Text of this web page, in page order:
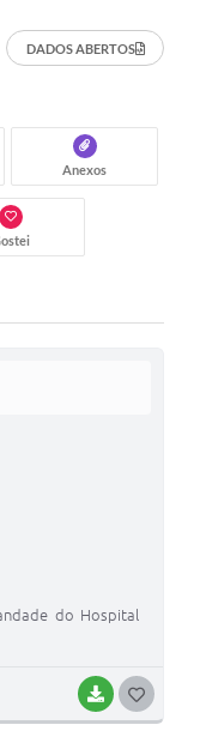
DADOS ABERTOS
Anexos
BAIXAR
do Hospital